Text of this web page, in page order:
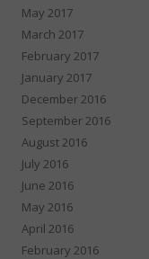
May 2017
March 2017
February 2017
January 2017
December 2016
September 2016
August 2016
July 2016
June 2016
May 2016
April 2016
February 2016